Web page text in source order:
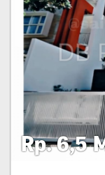
Rp. 6,5